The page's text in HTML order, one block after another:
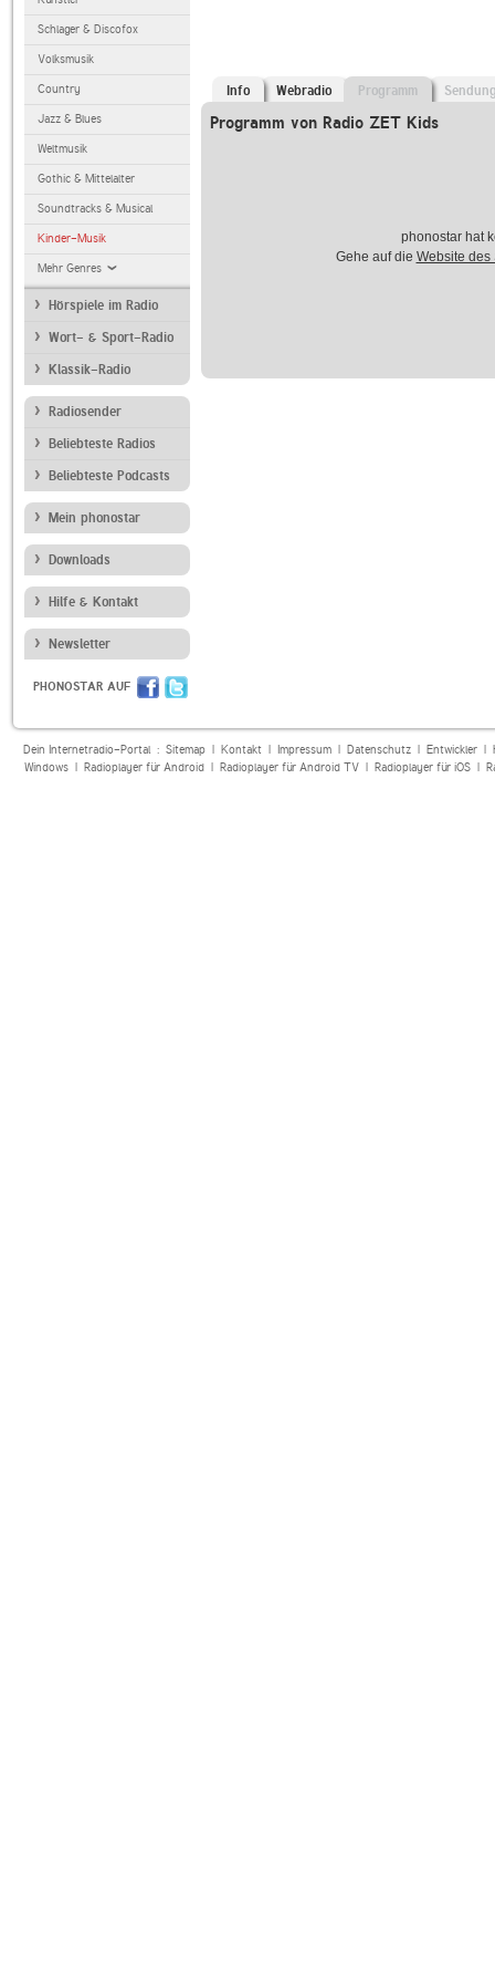
Schlager & Discofox
Volksmusik
Country
Jazz & Blues
Weltmusik
Gothic & Mittelalter
Soundtracks & Musical
Kinder-Musik
Mehr Genres
Hörspiele im Radio
Wort- & Sport-Radio
Klassik-Radio
Radiosender
Beliebteste Radios
Beliebteste Podcasts
Mein phonostar
Downloads
Hilfe & Kontakt
Newsletter
PHONOSTAR AUF
Info Webradio Programm
Programm von Radio ZET Kids
phonostar hat
Gehe auf die Website des
Dein Internetradio-Portal : Sitemap| Kontakt| Impressum| Datenschutz| Entwickler|
Windows| Radioplayer für Android| Radioplayer für Android TV| Radioplayer für iOS|